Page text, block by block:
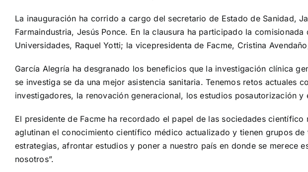
La inauguración ha corrido a cargo del secretario de Estado de Sanidad,
Farmaindustria, Jesús Ponce. En la clausura ha participado la
Universidades, Raquel Yotti; la vicepresidenta de Facme, Cristina
García Alegría ha desgranado los beneficios que la investigación clínica
se investiga se da una mejor asistencia sanitaria. Tenemos retos
investigadores, la renovación generacional, los estudios posautorización y
El presidente de Facme ha recordado el papel de las sociedades
aglutinan el conocimiento científico médico actualizado y tienen grupos
estrategias, afrontar estudios y poner a nuestro país en donde se merece
nosotros”.